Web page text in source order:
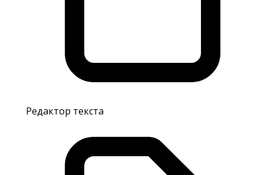
Редактор текста